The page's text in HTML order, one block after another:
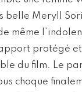
Meryll
même
protégé
du film. Le
choque